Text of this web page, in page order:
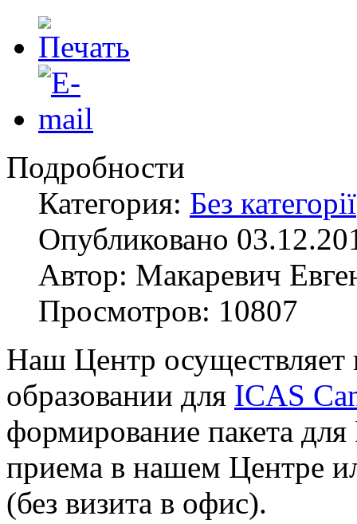
Подробности
Категория: Без категорії
Опубликовано
Автор: Макаревич
Просмотров: 10807
Наш Центр
образовании для ICAS
формирование пакета
приема в нашем Центре
(без визита в офис).